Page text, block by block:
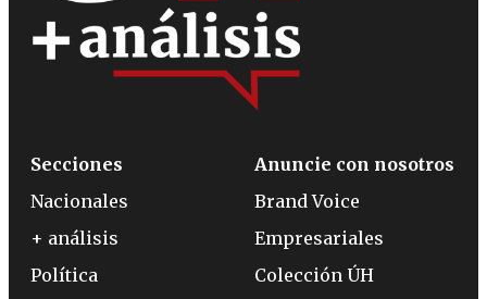
Secciones
Nacionales
+ análisis
Política
Anuncie con nosotros
Brand Voice
Empresariales
Colección ÚH